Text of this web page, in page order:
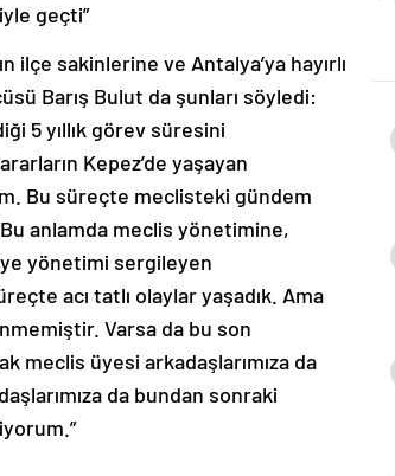
geçti”
ilçe sakinlerine ve Antalya’ya hayırlı
Barış Bulut da şunları söyledi:
5 yıllık görev süresini
Kepez’de yaşayan
Bu süreçte meclisteki gündem
anlamda meclis yönetimine,
yönetimi sergileyen
acı tatlı olaylar yaşadık. Ama
Varsa da bu son
meclis üyesi arkadaşlarımıza da
da bundan sonraki